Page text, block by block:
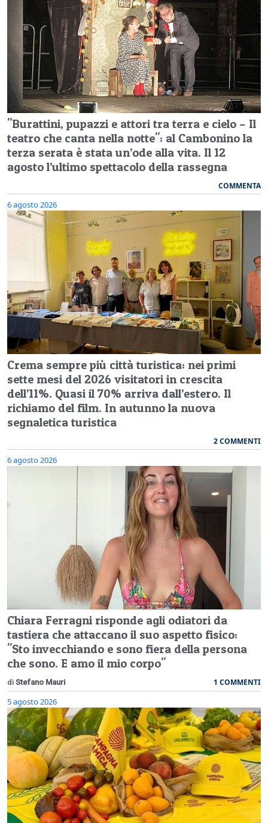
"Burattini, pupazzi e attori tra terra e cielo – Il
teatro che canta nella notte": al Cambonino la
terza serata è stata un’ode alla vita. Il 12
agosto l’ultimo spettacolo della rassegna
COMMENTA
6 agosto 2026
Crema sempre più città turistica: nei primi
sette mesi del 2026 visitatori in crescita
dell’11%. Quasi il 70% arriva dall’estero. Il
richiamo del film. In autunno la nuova
segnaletica turistica
2 COMMENTI
6 agosto 2026
Chiara Ferragni risponde agli odiatori da
tastiera che attaccano il suo aspetto fisico:
"Sto invecchiando e sono fiera della persona
che sono. E amo il mio corpo"
di Stefano Mauri 1 COMMENTI
5 agosto 2026